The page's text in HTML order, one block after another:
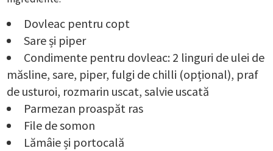
Dovleac pentru copt
Sare și piper
Condimente pentru dovleac: 2 linguri de ulei de
măsline, sare, piper, fulgi de chilli (opțional), praf
de usturoi, rozmarin uscat, salvie uscată
Parmezan proaspăt ras
File de somon
Lămâie și portocală